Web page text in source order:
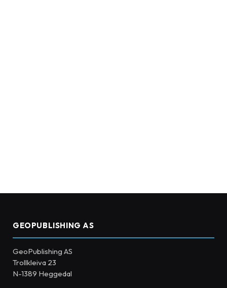
GEOPUBLISHING AS
GeoPublishing AS
Trollkleiva 23
N-1389 Heggedal